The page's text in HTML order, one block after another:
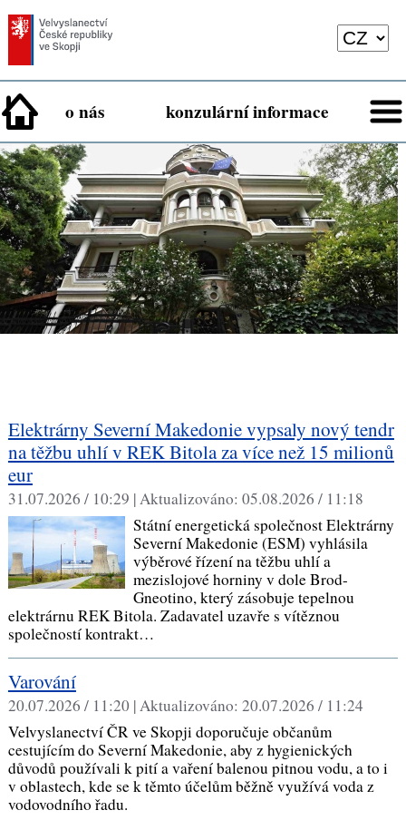
o nás konzulární informace
Elektrárny Severní Makedonie vypsaly nový tendr
na těžbu uhlí v REK Bitola za více než 15 milionů
eur
31.07.2026 / 10:29 |Aktualizováno: 05.08.2026 / 11:18
Státní energetická společnost Elektrárny
Severní Makedonie (ESM) vyhlásila
výběrové řízení na těžbu uhlí a
mezislojové horniny v dole Brod-
Gneotino, který zásobuje tepelnou
elektrárnu REK Bitola. Zadavatel uzavře s vítěznou
společností kontrakt…
Varování
20.07.2026 / 11:20 |Aktualizováno: 20.07.2026 / 11:24
Velvyslanectví ČR ve Skopji doporučuje občanům
cestujícím do Severní Makedonie, aby z hygienických
důvodů používali k pití a vaření balenou pitnou vodu, a to i
v oblastech, kde se k těmto účelům běžně využívá voda z
vodovodního řadu.